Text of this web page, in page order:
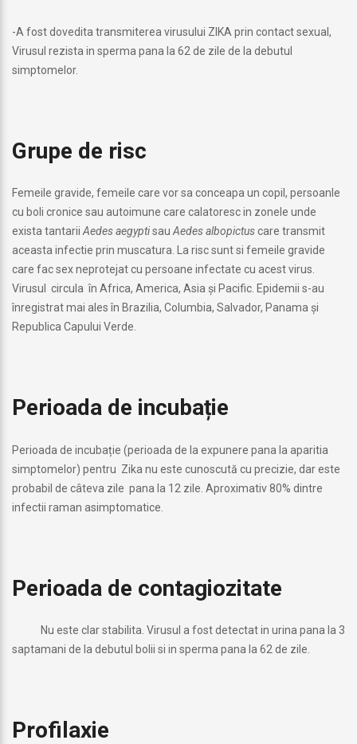
-A fost dovedita transmiterea virusului ZIKA prin contact sexual,
Virusul rezista in sperma pana la 62 de zile de la debutul
simptomelor.
Grupe de risc
Femeile gravide, femeile care vor sa conceapa un copil, persoanle
cu boli cronice sau autoimune care calatoresc in zonele unde
exista tantarii Aedesaegyptisau Aedes albopictuscare transmit
aceasta infectie prin muscatura. La risc sunt si femeile gravide
care fac sex neprotejat cu persoane infectate cu acest virus.
Virusul circula în Africa, America, Asia și Pacific. Epidemii s-au
înregistrat mai ales în Brazilia, Columbia, Salvador, Panama și
Republica Capului Verde.
Perioada de incubație
Perioada de incubație (perioada de la expunere pana la aparitia
simptomelor) pentru Zika nu este cunoscută cu precizie, dar este
probabil de câteva zile pana la 12 zile. Aproximativ 80% dintre
infectii raman asimptomatice.
Perioada de contagiozitate
Nu este clar stabilita. Virusul a fost detectat in urina pana la 3
saptamani de la debutul bolii si in sperma pana la 62 de zile.
Profilaxie